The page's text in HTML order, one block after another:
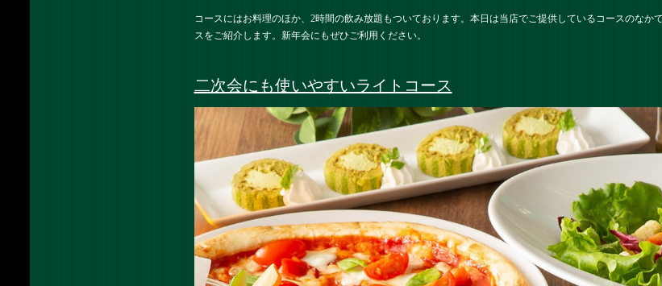
コースにはお料理のほか、2時間の飲み放題もついております。本日は当店でご提供しているコースのなか
スをご紹介します。新年会にもぜひご利用ください。
二次会にも使いやすいライトコース